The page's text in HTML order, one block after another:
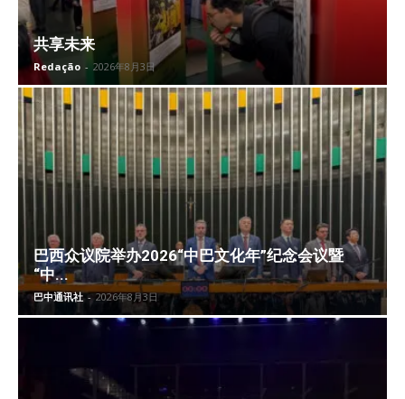
共享未来
Redação - 2026年8月3日
巴西众议院举办2026“中巴文化年”纪念会议暨
“中...
巴中通讯社 - 2026年8月3日